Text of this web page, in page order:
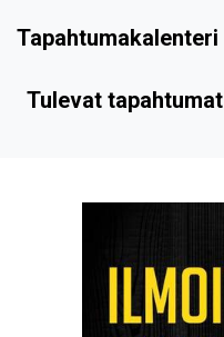
Tapahtumakalenteri
Tulevat tapahtumat